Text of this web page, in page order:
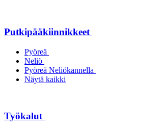
Putkipääkiinnikkeet
Pyöreä
Neliö
Pyöreä Neliökannella
Näytä kaikki
Työkalut